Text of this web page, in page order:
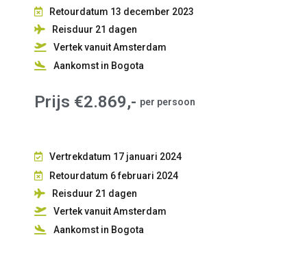
Retourdatum 13 december 2023
Reisduur 21 dagen
Vertek vanuit Amsterdam
Aankomst in Bogota
Prijs €2.869,- per persoon
Vertrekdatum 17 januari 2024
Retourdatum 6 februari 2024
Reisduur 21 dagen
Vertek vanuit Amsterdam
Aankomst in Bogota